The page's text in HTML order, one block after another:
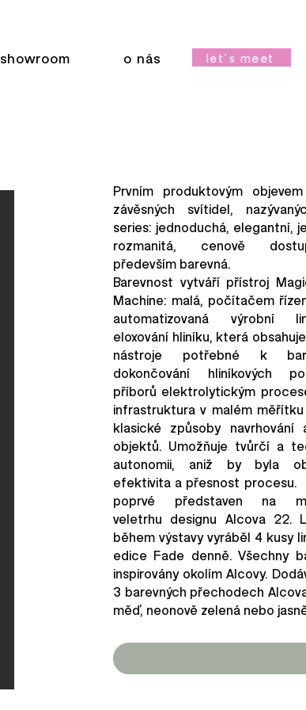
showroom o nás let´s meet
Prvním produktovým
závěsných svítidel,
series: jednoduchá, elegantní,
rozmanitá, cenově
především barevná.
Barevnost vytváří přístroj
Machine: malá, počítačem
automatizovaná výrobní
eloxování hliníku, která
nástroje potřebné k
dokončování hliníkových
příborů elektrolytickým
infrastruktura v malém měřítku
klasické způsoby navrhování
objektů. Umožňuje tvůrčí a
autonomii, aniž by byla
efektivita a přesnost procesu.
poprvé představen na
veletrhu designu Alcova 22.
během výstavy vyráběl 4 kusy
edice Fade denně. Všechny
inspirovány okolím Alcovy.
3 barevných přechodech
měď, neonově zelená nebo